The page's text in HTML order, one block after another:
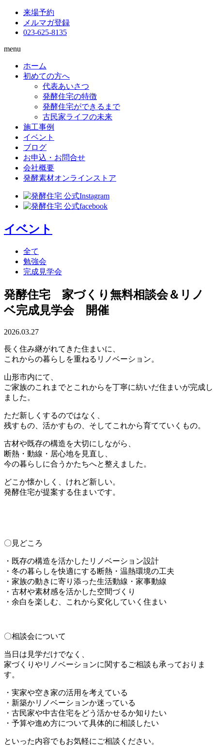
来場予約
メルマガ登録
023-625-8135
menu
ホーム
初めての方へ
代表あいさつ
発酵住宅の特徴
発酵住宅ができるまで
古民家ライフの未来
施工事例
イベント
ブログ
お申込・お問合せ
会社概要
発酵素材オンラインストア
イベント
全て
勉強会
完成見学会
発酵住宅 家づくり無料相談会＆リノ
ベ完成見学会 開催
2026.03.27
長く住み継がれてきた住まいに、
これからの暮らしを重ねるリノベーション。
山形市内にて、
ご家族のこれまでとこれからを丁寧に紡いだ住まいが完成し
ました。
ただ新しくするのではなく、
残すもの、活かすもの、そしてこれから育てていくもの。
古材や既存の構造を大切にしながら、
断熱・動線・居心地を見直し、
今の暮らしに合うかたちへと整えました。
どこか懐かしく、けれど新しい。
発酵住宅が提案する住まいです。
〇見どころ
・既存の構造を活かしたリノベーション設計
・冬の暮らしを快適にする断熱・温熱環境の工夫
・家族の動きに寄り添った生活動線・家事動線
・古材や素材感を活かした空間づくり
・余白を楽しむ、これから変化していく住まい
〇相談会について
当日は見学だけでなく、
家づくりやリノベーションに関するご相談も承っておりま
す。
・実家や空き家の活用を考えている
・新築かリノベーションか迷っている
・古民家や中古住宅をどう活かせるか知りたい
・予算や進め方について具体的に相談したい
といった内容でもお気軽にご相談ください。